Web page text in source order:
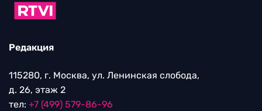
Редакция
115280, г. Москва, ул. Ленинская слобода,
д. 26, этаж 2
тел: +7 (499) 579-86-96